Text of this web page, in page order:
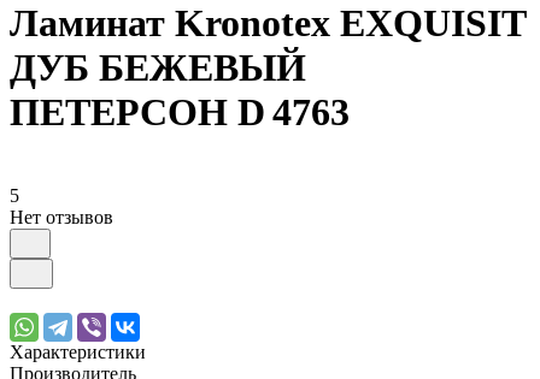
Ламинат Kronotex EXQUISIT
ДУБ БЕЖЕВЫЙ
ПЕТЕРСОН D 4763
5
Нет отзывов
Характеристики
Производитель